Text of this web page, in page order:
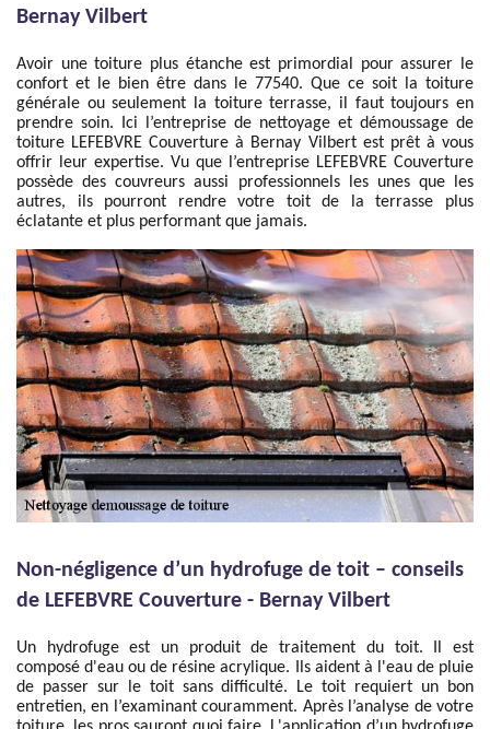
Bernay Vilbert
Avoir une toiture plus étanche est primordial pour assurer le
confort et le bien être dans le 77540. Que ce soit la toiture
générale ou seulement la toiture terrasse, il faut toujours en
prendre soin. Ici l’entreprise de nettoyage et démoussage de
toiture LEFEBVRE Couverture à Bernay Vilbert est prêt à vous
offrir leur expertise. Vu que l’entreprise LEFEBVRE Couverture
possède des couvreurs aussi professionnels les unes que les
autres, ils pourront rendre votre toit de la terrasse plus
éclatante et plus performant que jamais.
Non-négligence d’un hydrofuge de toit – conseils
de LEFEBVRE Couverture - Bernay Vilbert
Un hydrofuge est un produit de traitement du toit. Il est
composé d'eau ou de résine acrylique. Ils aident à l'eau de pluie
de passer sur le toit sans difficulté. Le toit requiert un bon
entretien, en l’examinant couramment. Après l’analyse de votre